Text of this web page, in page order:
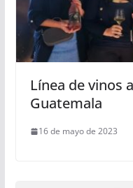
Línea de vinos
Guatemala
16 de mayo de 2023